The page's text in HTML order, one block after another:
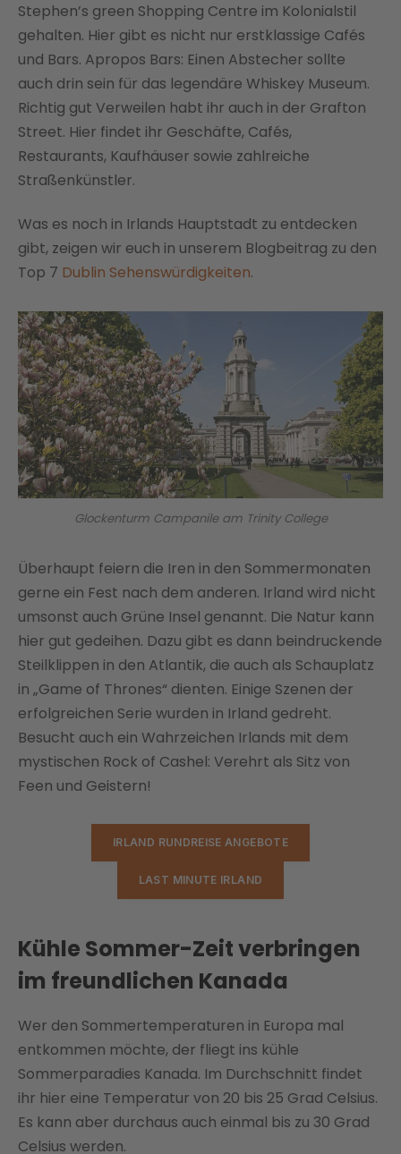
Stephen’s green Shopping Centre im Kolonialstil
gehalten. Hier gibt es nicht nur erstklassige Cafés
und Bars. Apropos Bars: Einen Abstecher sollte
auch drin sein für das legendäre Whiskey Museum.
Richtig gut Verweilen habt ihr auch in der Grafton
Street. Hier findet ihr Geschäfte, Cafés,
Restaurants, Kaufhäuser sowie zahlreiche
Straßenkünstler.
Was es noch in Irlands Hauptstadt zu entdecken
gibt, zeigen wir euch in unserem Blogbeitrag zu den
Top 7 Dublin Sehenswürdigkeiten.
Glockenturm Campanile am Trinity College
Überhaupt feiern die Iren in den Sommermonaten
gerne ein Fest nach dem anderen. Irland wird nicht
umsonst auch Grüne Insel genannt. Die Natur kann
hier gut gedeihen. Dazu gibt es dann beindruckende
Steilklippen in den Atlantik, die auch als Schauplatz
in „Game of Thrones“ dienten. Einige Szenen der
erfolgreichen Serie wurden in Irland gedreht.
Besucht auch ein Wahrzeichen Irlands mit dem
mystischen Rock of Cashel: Verehrt als Sitz von
Feen und Geistern!
IRLAND RUNDREISE ANGEBOTE
LAST MINUTE IRLAND
Kühle Sommer-Zeit verbringen
im freundlichen Kanada
Wer den Sommertemperaturen in Europa mal
entkommen möchte, der fliegt ins kühle
Sommerparadies Kanada. Im Durchschnitt findet
ihr hier eine Temperatur von 20 bis 25 Grad Celsius.
Es kann aber durchaus auch einmal bis zu 30 Grad
Celsius werden.